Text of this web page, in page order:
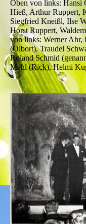
Oben von links: Hansi
Hieß, Arthur Ruppert,
Siegfried Kneißl, Ilse
Horst Ruppert,
von links: Werner Ahr,
(Olbort), Traudel
Roland Schmid
Mehl (Rick), Helmi